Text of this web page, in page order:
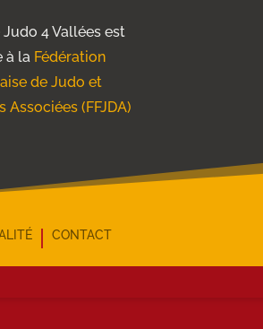
Judo 4 Vallées est
à la Fédération
de Judo et
Associées (FFJDA)
CONTACT